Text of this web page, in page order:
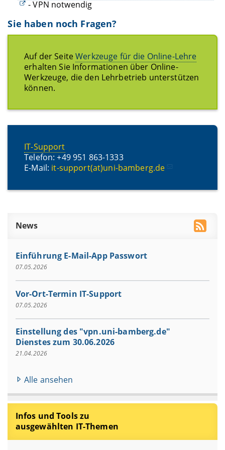
Infos und Tools zu
ausgewählten IT-Themen
- VPN notwendig
Sie haben noch Fragen?
Auf der SeiteWerkzeuge für die Online-Lehre
erhalten Sie Informationen über Online-
Werkzeuge, die den Lehrbetrieb unterstützen
können.
IT-Support
Telefon: +49 951 863-1333
E-Mail: it-support(at)uni-bamberg.de
News
Einführung E-Mail-App Passwort
07.05.2026
Vor-Ort-Termin IT-Support
07.05.2026
Einstellung des "vpn.uni-bamberg.de"
Dienstes zum 30.06.2026
21.04.2026
Alle ansehen